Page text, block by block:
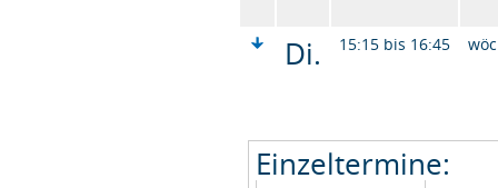
Di. 15:15 bis 16:45
Einzeltermine: